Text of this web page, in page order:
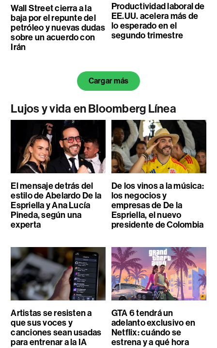
Wall Street cierra a la
baja por el repunte del
petróleo y nuevas dudas
sobre un acuerdo con
Irán
Productividad laboral de
EE.UU. acelera más de
lo esperado en el
segundo trimestre
Cargar más
Lujos y vida en Bloomberg Línea
El mensaje detrás del
estilo de Abelardo De la
Espriella y Ana Lucía
Pineda, según una
experta
De los vinos a la música:
los negocios y
empresas de De la
Espriella, el nuevo
presidente de Colombia
Artistas se resisten a
que sus voces y
canciones sean usadas
para entrenar a la IA
GTA 6 tendrá un
adelanto exclusivo en
Netflix: cuándo se
estrena y a qué hora